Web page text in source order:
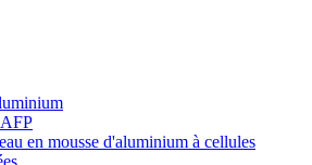
en mousse d'aluminium à cellules